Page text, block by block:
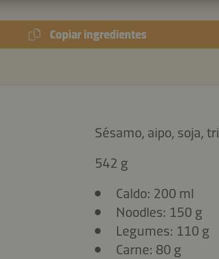
Copiar ingredientes
Sésamo, aipo, soja,
542 g
Caldo: 200 ml
Noodles: 150 g
Legumes: 110 g
Carne: 80 g